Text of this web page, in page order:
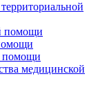
помощи
помощи
медицинской